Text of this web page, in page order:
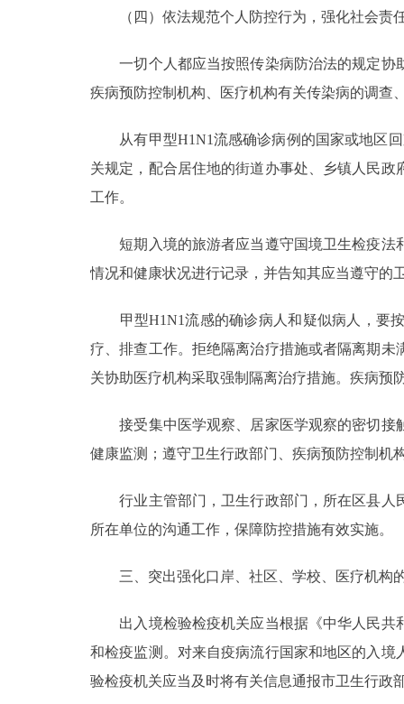
（四）依法规范个人防控行为，强化社会责
一切个人都应当按照传染病防治法的规定协
疾病预防控制机构、医疗机构有关传染病的调
从有甲型H1N1流感确诊病例的国家或地区回
关规定，配合居住地的街道办事处、乡镇人民
工作。
短期入境的旅游者应当遵守国境卫生检疫法
情况和健康状况进行记录，并告知其应当遵守的
甲型H1N1流感的确诊病人和疑似病人，要按
疗、排查工作。拒绝隔离治疗措施或者隔离期
关协助医疗机构采取强制隔离治疗措施。疾病
接受集中医学观察、居家医学观察的密切接
健康监测；遵守卫生行政部门、疾病预防控制机
行业主管部门，卫生行政部门，所在区县人
所在单位的沟通工作，保障防控措施有效实施。
三、突出强化口岸、社区、学校、医疗机构
出入境检验检疫机关应当根据《中华人民共
和检疫监测。对来自疫病流行国家和地区的入
验检疫机关应当及时将有关信息通报市卫生行